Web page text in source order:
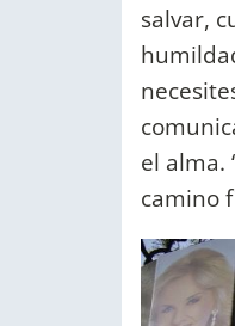
salvar,
el alma.
camino